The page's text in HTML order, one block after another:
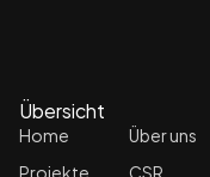
Übersicht
Home Über uns